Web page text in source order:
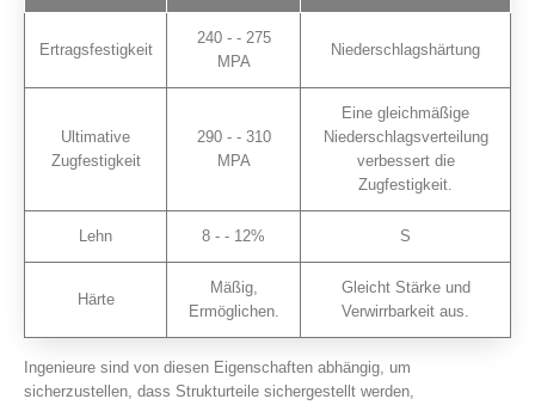
Ertragsfestigkeit
240 - - 275
MPA
Niederschlagshärtung
Ultimative
Zugfestigkeit
290 - - 310
MPA
Eine gleichmäßige
Niederschlagsverteilung
verbessert die
Zugfestigkeit.
Lehn 8 - - 12% S
Härte
Mäßig,
Ermöglichen.
Gleicht Stärke und
Verwirrbarkeit aus.
Ingenieure sind von diesen Eigenschaften abhängig, um
sicherzustellen, dass Strukturteile sichergestellt werden,